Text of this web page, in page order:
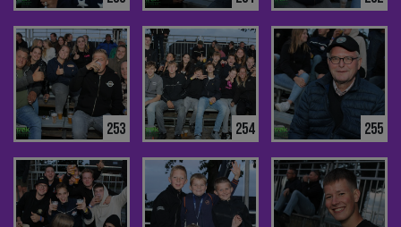
253 254 255